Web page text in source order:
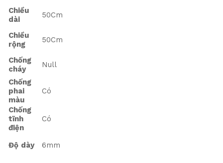
Chiều
dài
50Cm
Chiều
rộng
50Cm
Chống
cháy
Null
Chống
phai
màu
Có
Chống
tĩnh
điện
Có
Độ dày 6mm